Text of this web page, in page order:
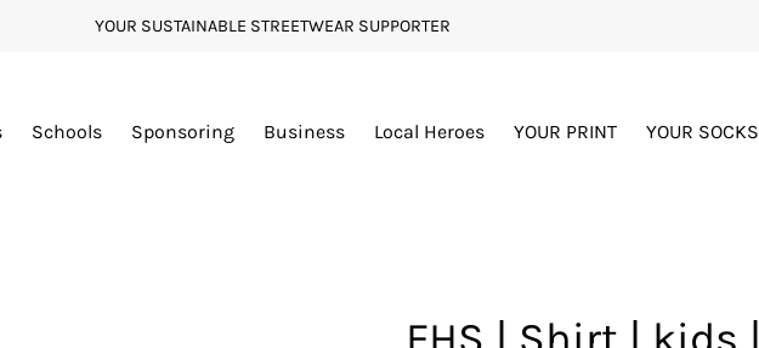
YOUR SUSTAINABLE STREETWEAR SUPPORTER
Schools Sponsoring Business Local Heroes YOUR PRINT YOUR SOCKS